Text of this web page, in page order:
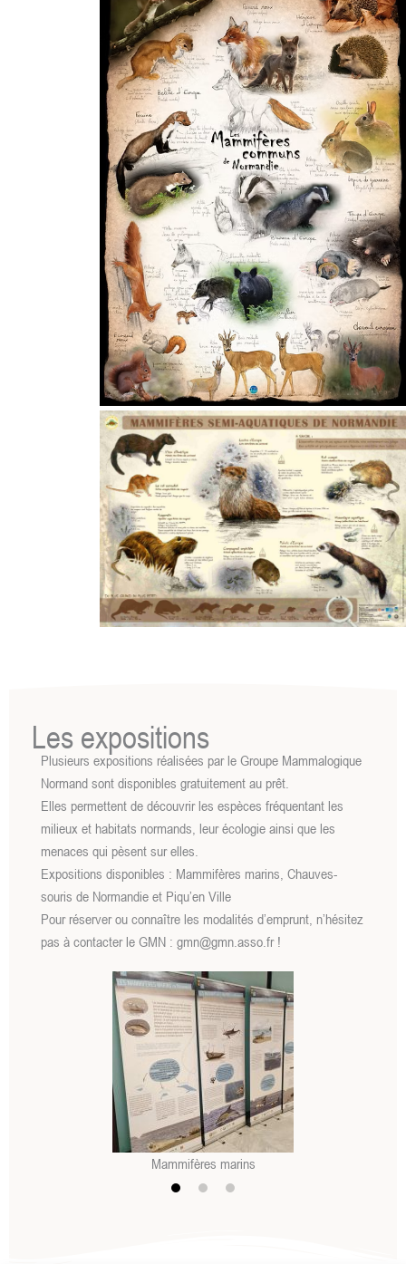
Les expositions
Plusieurs expositions réalisées par le Groupe Mammalogique
Normand sont disponibles gratuitement au prêt.
Elles permettent de découvrir les espèces fréquentant les
milieux et habitats normands, leur écologie ainsi que les
menaces qui pèsent sur elles.
Expositions disponibles : Mammifères marins, Chauves-
souris de Normandie et Piqu’en Ville
Pour réserver ou connaître les modalités d’emprunt, n’hésitez
pas à contacter le GMN : gmn@gmn.asso.fr !
Chauves-souris